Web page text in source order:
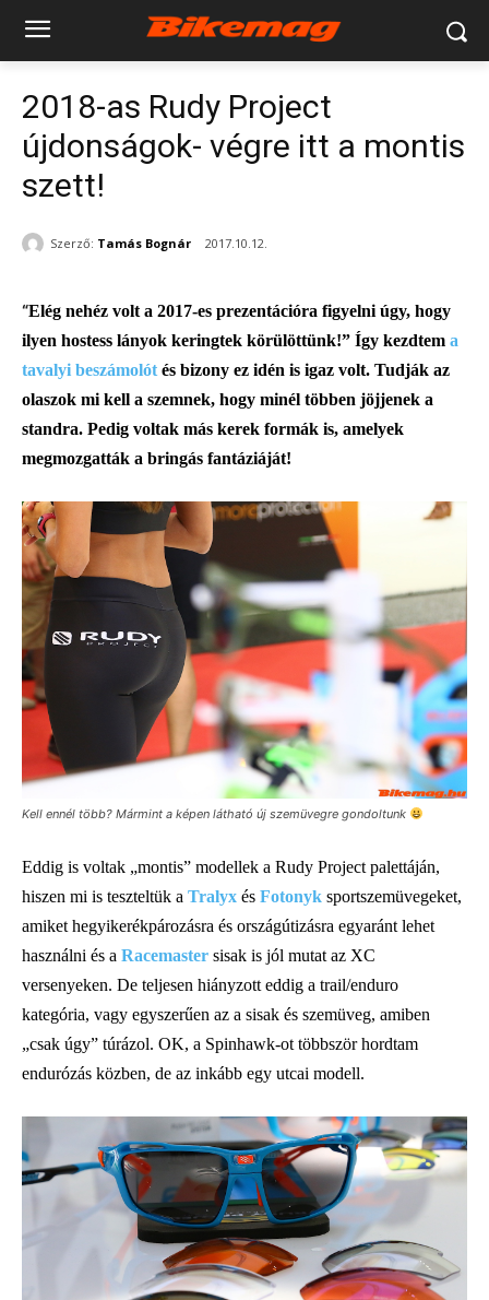
2018-as Rudy Project
újdonságok- végre itt a montis
szett!
Szerző: Tamás Bognár 2017.10.12.
“Elég nehéz volt a 2017-es prezentációra figyelni úgy, hogy
ilyen hostess lányok keringtek körülöttünk!” Így kezdtem a
tavalyi beszámolót és bizony ez idén is igaz volt. Tudják az
olaszok mi kell a szemnek, hogy minél többen jöjjenek a
standra. Pedig voltak más kerek formák is, amelyek
megmozgatták a bringás fantáziáját!
Kell ennél több? Mármint a képen látható új szemüvegre gondoltunk
Eddig is voltak „montis” modellek a Rudy Project palettáján,
hiszen mi is teszteltük a Tralyx és Fotonyk sportszemüvegeket,
amiket hegyikerékpározásra és országútizásra egyaránt lehet
használni és a Racemaster sisak is jól mutat az XC
versenyeken. De teljesen hiányzott eddig a trail/enduro
kategória, vagy egyszerűen az a sisak és szemüveg, amiben
„csak úgy” túrázol. OK, a Spinhawk-ot többször hordtam
endurózás közben, de az inkább egy utcai modell.